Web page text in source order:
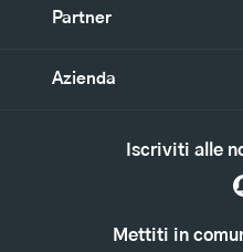
Partner
Azienda
Mettiti in
Iscriviti alle